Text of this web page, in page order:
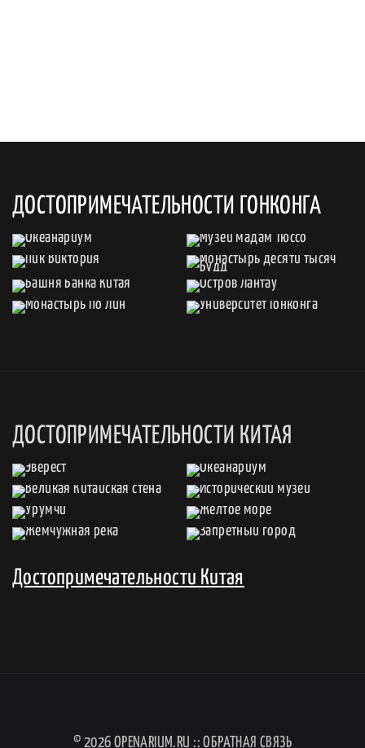
ДОСТОПРИМЕЧАТЕЛЬНОСТИ ГОНКОНГА
ДОСТОПРИМЕЧАТЕЛЬНОСТИ КИТАЯ
Достопримечательности Китая
© 2026 OPENARIUM.RU ::ОБРАТНАЯ СВЯЗЬ